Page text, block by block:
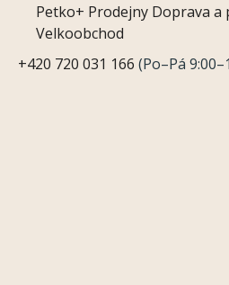
Petko+ Prodejny Doprava a
Velkoobchod
+420 720 031 166 (Po–Pá